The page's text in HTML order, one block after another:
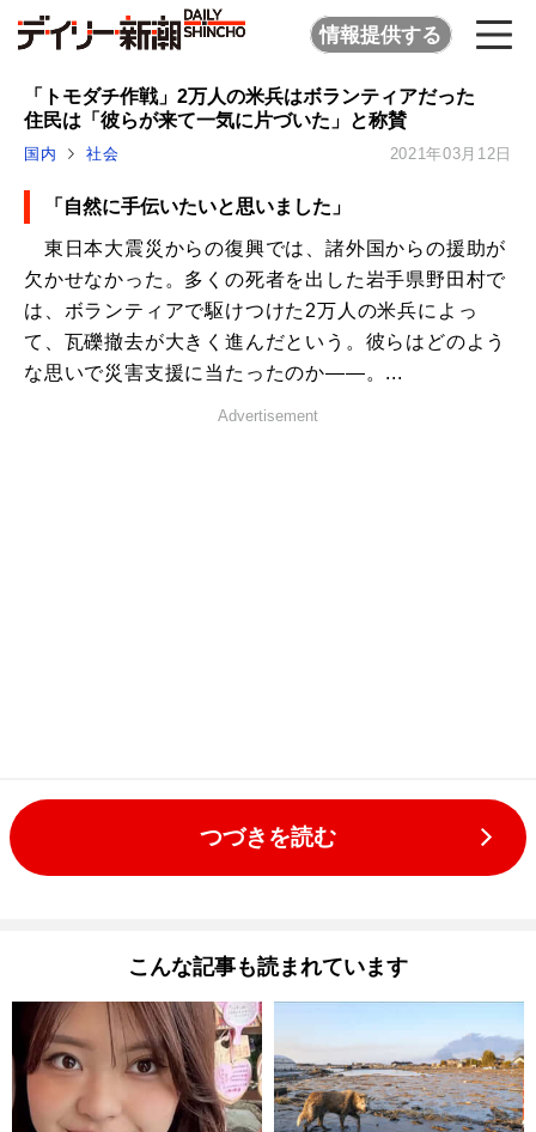
情報提供する
「トモダチ作戦」2万人の米兵はボランティアだった
住民は「彼らが来て一気に片づいた」と称賛
国内 社会 2021年03月12日
「自然に手伝いたいと思いました」
東日本大震災からの復興では、諸外国からの援助が
欠かせなかった。多くの死者を出した岩手県野田村で
は、ボランティアで駆けつけた2万人の米兵によっ
て、瓦礫撤去が大きく進んだという。彼らはどのよう
な思いで災害支援に当たったのか――。...
Advertisement
つづきを読む
こんな記事も読まれています